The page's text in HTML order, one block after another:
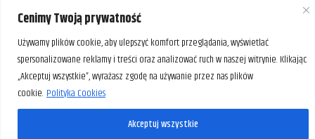
Cenimy Twoją prywatność
Używamy plików cookie, aby ulepszyć komfort przeglądania, wyświetlać
spersonalizowane reklamy i treści oraz analizować ruch w naszej witrynie. Klikając
„Akceptuj wszystkie”, wyrażasz zgodę na używanie przez nas plików
cookie. Polityka Cookies
Akceptuj wszystkie